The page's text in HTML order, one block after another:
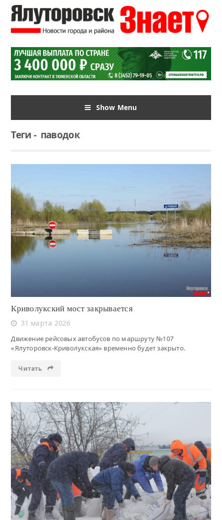
Show Menu
Теги-паводок
Читать
Криволукский мост закрывается
31 марта 2026
Движение рейсовых автобусов по маршруту №107
«Ялуторовск-Криволукская» временно будет закрыто.
Читать
Читать